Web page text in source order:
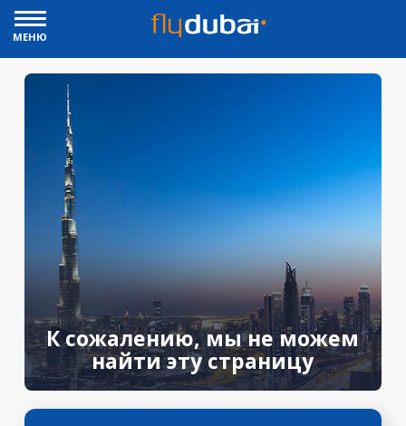
МЕНЮ
К сожалению, мы не можем
найти эту страницу